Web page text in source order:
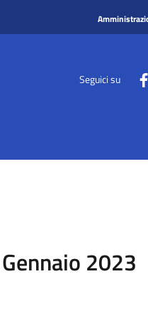
Seguici su
2023